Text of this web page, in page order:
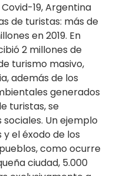
19, Argentina
de turistas: más de
en 2019. En
2 millones de
turismo masivo,
además de los
generados
turistas, se
Un ejemplo
y el éxodo de los
como ocurre
ciudad, 5.000